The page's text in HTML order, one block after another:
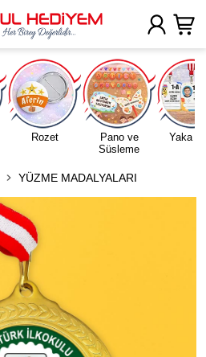
Rozet
Pano ve
Süsleme
Yaka
YÜZME MADALYALARI
Uygulamada Aç